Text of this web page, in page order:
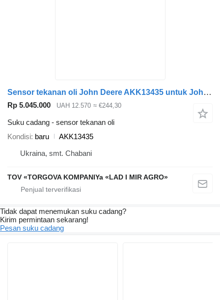
Sensor tekanan oli John Deere AKK13435 untuk John Deere
Rp 5.045.000 UAH 12.570 ≈ €244,30
Suku cadang - sensor tekanan oli
Kondisi baru
AKK13435
Ukraina, smt. Chabani
TOV «TORGOVA KOMPANIYa «LAD I MIR AGRO»
Tidak dapat menemukan suku cadang?
Kirim permintaan sekarang!
Pesan suku cadang